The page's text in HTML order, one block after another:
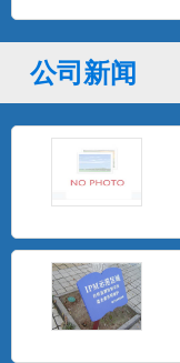
公司新闻